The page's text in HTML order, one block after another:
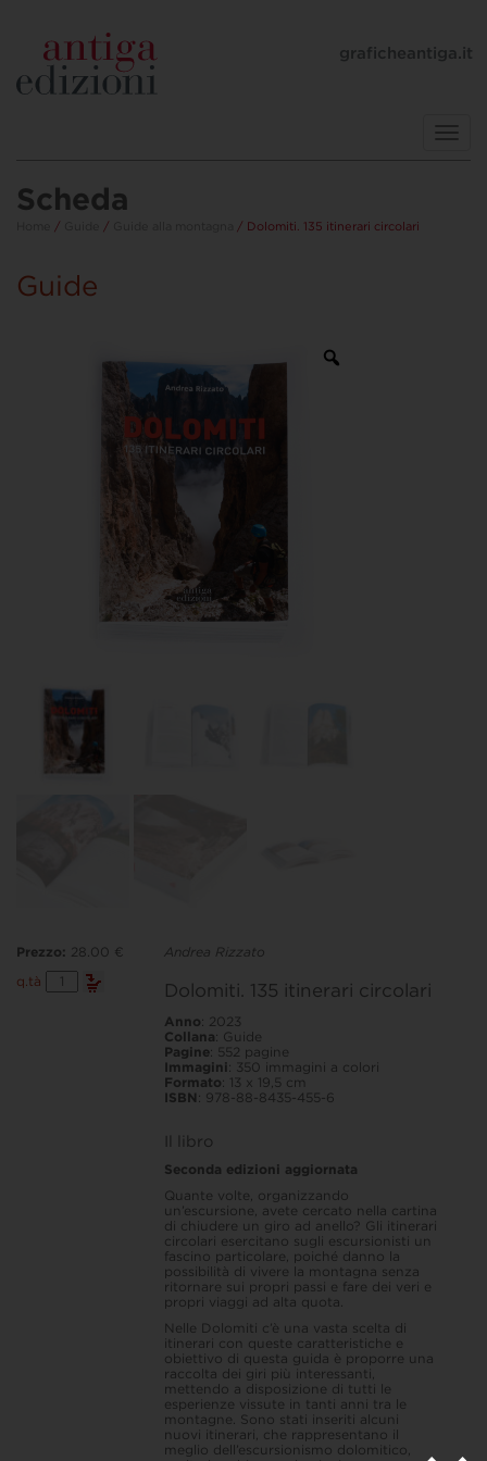
graficheantiga.it
Scheda
/ / / Dolomiti. 135 itinerari circolari
Guide
Andrea Rizzato
Dolomiti. 135 itinerari circolari
Anno: 2023
Collana: Guide
Pagine: 552 pagine
Immagini: 350 immagini a colori
Formato: 13 x 19,5 cm
ISBN : 978-88-8435-455-6
Il libro
Seconda edizioni aggiornata
Quante volte, organizzando
un’escursione, avete cercato nella cartina
di chiudere un giro ad anello? Gli itinerari
circolari esercitano sugli escursionisti un
fascino particolare, poiché danno la
possibilità di vivere la montagna senza
ritornare sui propri passi e fare dei veri e
propri viaggi ad alta quota.
Nelle Dolomiti c’è una vasta scelta di
itinerari con queste caratteristiche e
obiettivo di questa guida è proporre una
raccolta dei giri più interessanti,
mettendo a disposizione di tutti le
esperienze vissute in tanti anni tra le
montagne. Sono stati inseriti alcuni
nuovi itinerari, che rappresentano il
meglio dell’escursionismo dolomitico,
Prezzo: 28.00 €
q.tà
Dolomiti.
135